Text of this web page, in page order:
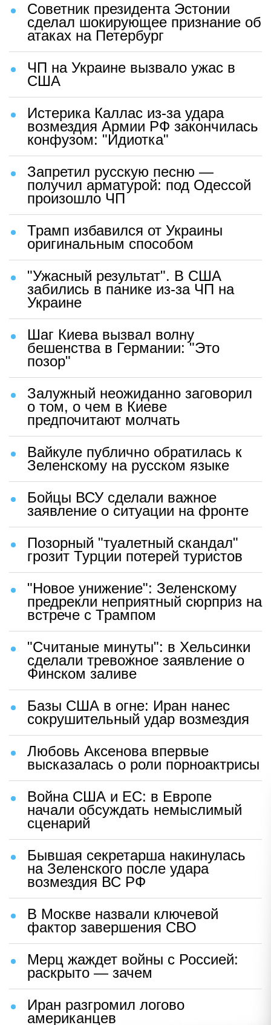
Советник президента Эстонии
сделал шокирующее признание об
атаках на Петербург
ЧП на Украине вызвало ужас в
США
Истерика Каллас из-за удара
возмездия Армии РФ закончилась
конфузом: "Идиотка"
Запретил русскую песню —
получил арматурой: под Одессой
произошло ЧП
Трамп избавился от Украины
оригинальным способом
"Ужасный результат". В США
забились в панике из-за ЧП на
Украине
Шаг Киева вызвал волну
бешенства в Германии: "Это
позор"
Залужный неожиданно заговорил
о том, о чем в Киеве
предпочитают молчать
Вайкуле публично обратилась к
Зеленскому на русском языке
Бойцы ВСУ сделали важное
заявление о ситуации на фронте
Позорный "туалетный скандал"
грозит Турции потерей туристов
"Новое унижение": Зеленскому
предрекли неприятный сюрприз на
встрече с Трампом
"Считаные минуты": в Хельсинки
сделали тревожное заявление о
Финском заливе
Базы США в огне: Иран нанес
сокрушительный удар возмездия
Любовь Аксенова впервые
высказалась о роли порноактрисы
Война США и ЕС: в Европе
начали обсуждать немыслимый
сценарий
Бывшая секретарша накинулась
на Зеленского после удара
возмездия ВС РФ
В Москве назвали ключевой
фактор завершения СВО
Мерц жаждет войны с Россией:
раскрыто — зачем
Иран разгромил логово
американцев